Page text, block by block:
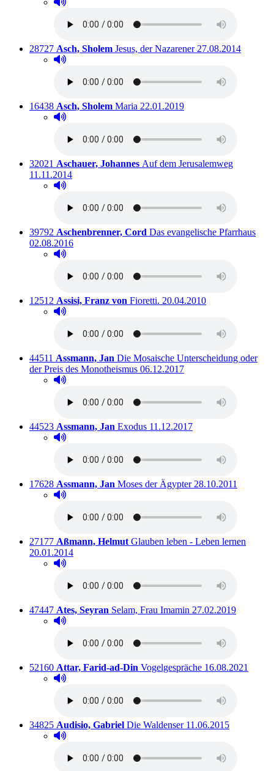
Titelnummer:
28727 von
Asch, Sholem: Jesus, der Nazarener Ausleihbar seit dem
27.08.2014
Hörprobe abspielen
Hörprobe von Jesus, der Nazarener
Titelnummer:
16438 von
Asch, Sholem: Maria Ausleihbar seit dem
22.01.2019
Hörprobe abspielen
Hörprobe von Maria
Titelnummer:
32021 von
Aschauer, Johannes: Auf dem Jerusalemweg
11.11.2014
Hörprobe abspielen
Hörprobe von Auf dem Jerusalemweg
Titelnummer:
39792 von
Aschenbrenner, Cord Das evangelische Pfarrhaus
02.08.2016
Hörprobe abspielen
Hörprobe von Das evangelische Pfarrhaus
Titelnummer:
12512 von
Assisi, Franz von Fioretti. Ausleihbar seit dem
20.04.2010
Hörprobe abspielen
Hörprobe von Fioretti.
Titelnummer:
44511 von
Assmann, Jan Die Mosaische Unterscheidung oder
der Preis des Monotheismus Ausleihbar seit dem
06.12.2017
Hörprobe abspielen
Hörprobe von Die Mosaische Unterscheidung oder
Titelnummer:
44523 von
Assmann, Jan Exodus Ausleihbar seit dem
11.12.2017
Hörprobe abspielen
Hörprobe von Exodus
Titelnummer:
17628 von
Assmann, Jan Moses der Ägypter Ausleihbar seit dem
28.10.2011
Hörprobe abspielen
Hörprobe von Moses der Ägypter
Titelnummer:
27177 von
Aßmann, Helmut: Glauben leben - Leben lernen
20.01.2014
Hörprobe abspielen
Hörprobe von Glauben leben - Leben lernen
Titelnummer:
47447 von
Ates, Seyran Selam, Frau Imamin Ausleihbar seit dem
27.02.2019
Hörprobe abspielen
Hörprobe von Selam, Frau Imamin
Titelnummer:
52160 von
Attar, Farid-ad-Din Vogelgespräche Ausleihbar seit
16.08.2021
Hörprobe abspielen
Hörprobe von Vogelgespräche
Titelnummer:
34825 von
Audisio, Gabriel: Die Waldenser Ausleihbar seit dem
11.06.2015
Hörprobe abspielen
Hörprobe von Die Waldenser